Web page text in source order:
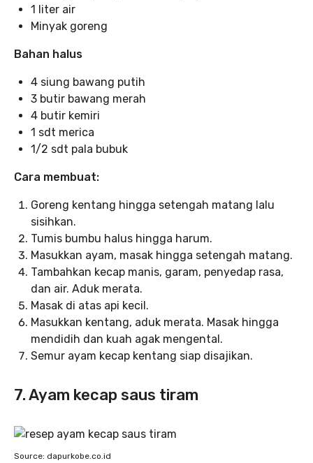
1 liter air
Minyak goreng
Bahan halus
4 siung bawang putih
3 butir bawang merah
4 butir kemiri
1 sdt merica
1/2 sdt pala bubuk
Cara membuat:
Goreng kentang hingga setengah matang lalu
sisihkan.
Tumis bumbu halus hingga harum.
Masukkan ayam, masak hingga setengah matang.
Tambahkan kecap manis, garam, penyedap rasa,
dan air. Aduk merata.
Masak di atas api kecil.
Masukkan kentang, aduk merata. Masak hingga
mendidih dan kuah agak mengental.
Semur ayam kecap kentang siap disajikan.
7. Ayam kecap saus tiram
Source: dapurkobe.co.id